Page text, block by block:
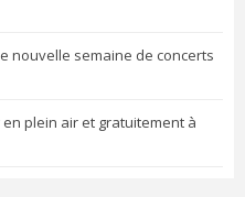
nouvelle semaine de concerts
plein air et gratuitement à